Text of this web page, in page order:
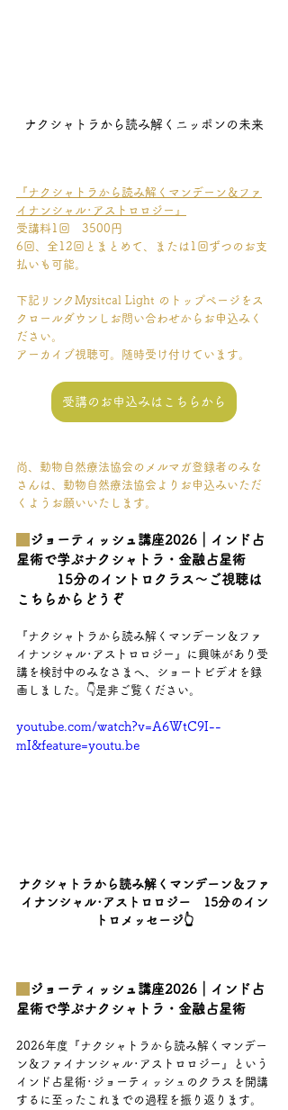
ナクシャトラから読み解くニッポンの未来
『ナクシャトラから読み解くマンデーン＆ファ
イナンシャル･アストロロジー』
受講料1回　3500円
6回、全12回とまとめて、または1回ずつのお支
払いも可能。
下記リンクMysitcal Light のトップページをス
クロールダウンしお問い合わせからお申込みく
ださい。
アーカイブ視聴可。随時受け付けています。
受講のお申込みはこちらから
尚、動物自然療法協会のメルマガ登録者のみな
さんは、動物自然療法協会よりお申込みいただ
くようお願いいたします。
ジョーティッシュ講座2026｜インド占
星術で学ぶナクシャトラ・金融占星術
15分のイントロクラス～ご視聴は
こちらからどうぞ
『ナクシャトラから読み解くマンデーン＆ファ
イナンシャル･アストロロジー』に興味があり受
講を検討中のみなさまへ、ショートビデオを録
画しました。👇是非ご覧ください。
youtube.com/watch?v=A6WtC9I--
mI&feature=youtu.be
ナクシャトラから読み解くマンデーン＆ファ
イナンシャル･アストロロジー　15分のイン
トロメッセージ👆
ジョーティッシュ講座2026｜インド占
星術で学ぶナクシャトラ・金融占星術
2026年度『ナクシャトラから読み解くマンデー
ン＆ファイナンシャル･アストロロジー』という
インド占星術･ジョーティッシュのクラスを開講
するに至ったこれまでの過程を振り返ります。